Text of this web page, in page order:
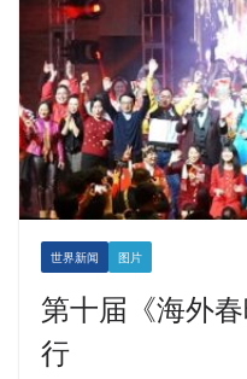
世界新闻 图片
第十届《海外
行